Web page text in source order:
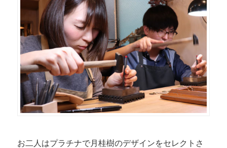
お二人はプラチナで月桂樹のデザインをセレクトさ